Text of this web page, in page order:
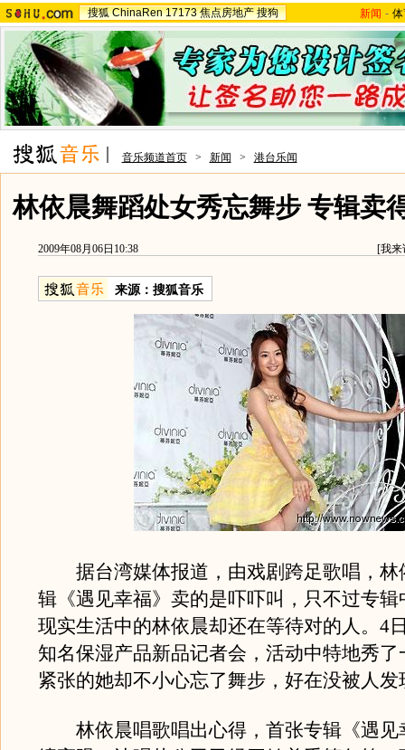
搜狐 ChinaRen 17173 焦点房地产 搜狗 新闻 -
音乐频道首页 > 新闻 > 港台乐闻
林依晨舞蹈处女秀忘舞步 专辑卖
2009年08月06日10:38 [我来
来源： 搜狐音乐
据台湾媒体报道，由戏剧跨足歌唱，林
辑《遇见幸福》卖的是吓吓叫，只不过专辑
现实生活中的林依晨却还在等待对的人。4
知名保湿产品新品记者会，活动中特地秀了
紧张的她却不小心忘了舞步，好在没被人发
林依晨唱歌唱出心得，首张专辑《遇见